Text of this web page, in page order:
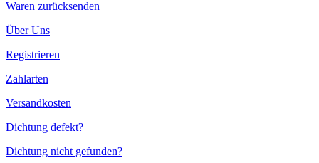
Waren zurücksenden
Über Uns
Registrieren
Zahlarten
Versandkosten
Dichtung defekt?
Dichtung nicht gefunden?